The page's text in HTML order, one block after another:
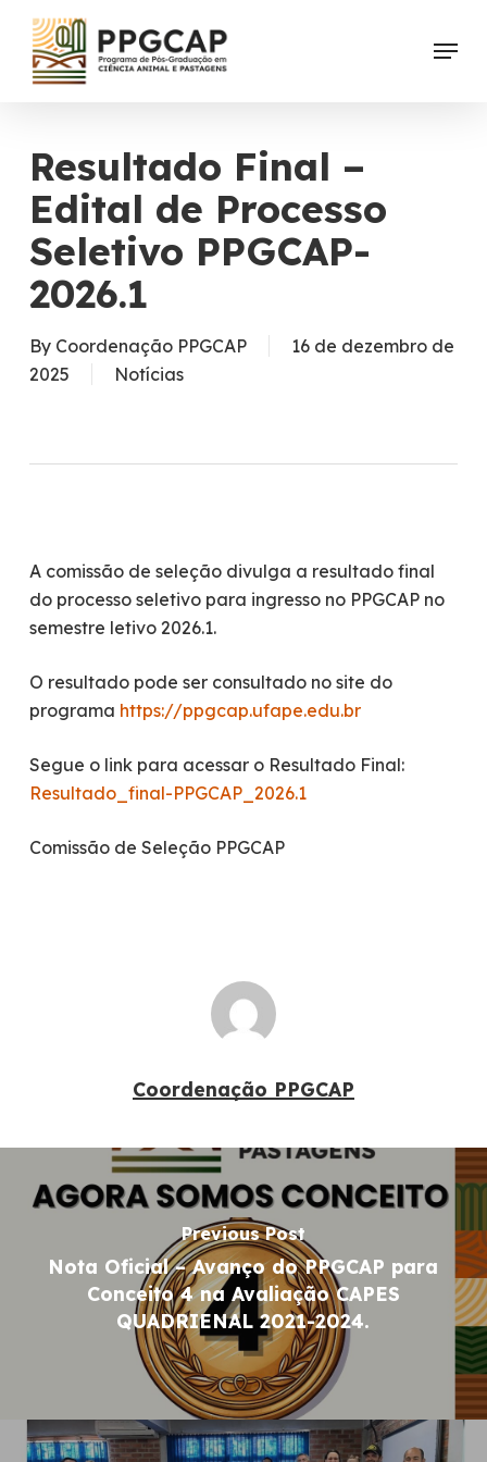
Skip
main
Menu
Resultado Final –
Edital de Processo
Seletivo PPGCAP-
2026.1
By Coordenação PPGCAP
16 de dezembro de
2025
Notícias
A comissão de seleção divulga a resultado final
do processo seletivo para ingresso no PPGCAP no
semestre letivo 2026.1.
O resultado pode ser consultado no site do
programa https://ppgcap.ufape.edu.br
Segue o link para acessar o Resultado Final:
Resultado_final-PPGCAP_2026.1
Comissão de Seleção PPGCAP
Coordenação PPGCAP
Previous Post
Nota Oficial – Avanço do PPGCAP para
Conceito 4 na Avaliação CAPES
QUADRIENAL 2021-2024.